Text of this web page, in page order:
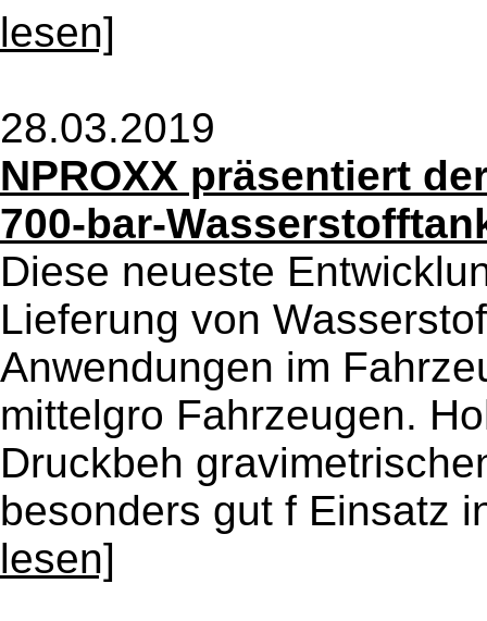
lesen]
28.03.2019
NPROXX präsentiert
700-bar-
Diese neueste
Lieferung von
Anwendungen im
mittelgro Fahrzeugen.
Druckbeh
besonders gut f Einsatz
lesen]